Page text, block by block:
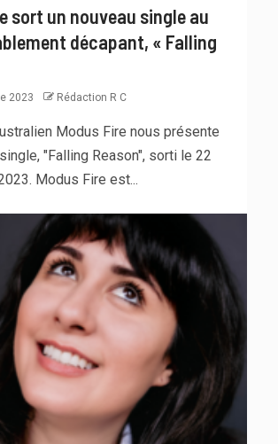
sort un nouveau single au
décapant, « Falling
2023 Rédaction R C
Modus Fire nous présente
"Falling Reason", sorti le 22
Modus Fire est...